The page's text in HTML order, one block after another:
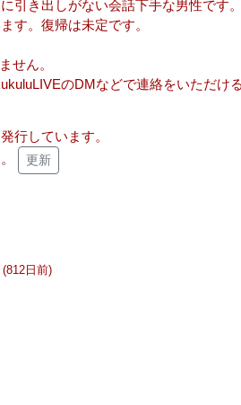
引き出しがない会話下手な男性です。
す。復帰は未定です。
せん。
のDMなどで連絡をいただけ
発行しています。
更新
(812 日 前)